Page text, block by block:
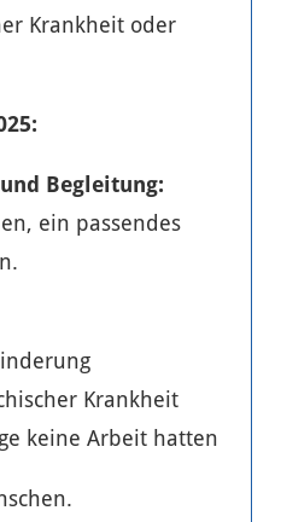
Krankheit oder
Begleitung:
ein passendes
Krankheit
keine Arbeit hatten